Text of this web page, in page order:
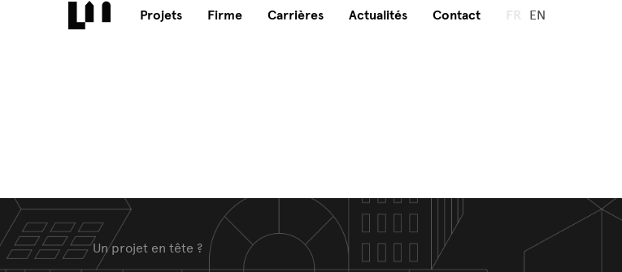
Projets Firme Carrières Actualités Contact FR EN
Un projet en tête ?